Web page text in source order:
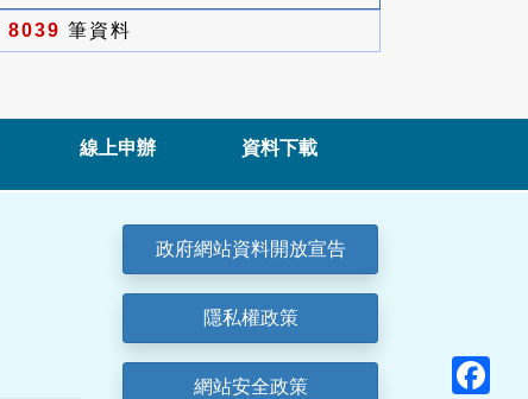
8039 筆資料
線上申辦 資料下載
政府網站資料開放宣告
隱私權政策
網站安全政策